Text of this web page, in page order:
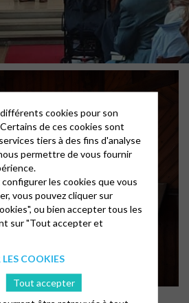
cookies pour son
de ces cookies sont
tiers à des fins d'analyse
permettre de vous fournir
les cookies que vous
vous pouvez cliquer sur
ou bien accepter tous les
sur "Tout accepter et
COOKIES
Tout accepter